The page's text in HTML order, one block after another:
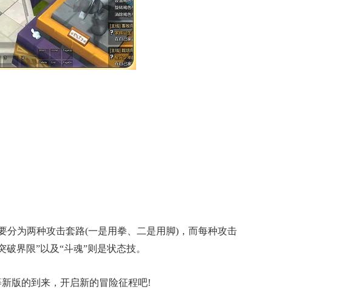
为两种攻击套路(一是用拳、二是用脚)，而每种攻击
界限”以及“斗魂”则是状态技。
版的到来，开启新的冒险征程吧!